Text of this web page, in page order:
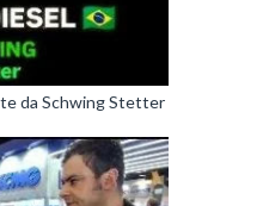
da Schwing Stetter